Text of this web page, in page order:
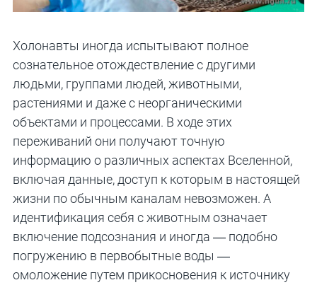
Холонавты иногда испытывают полное
сознательное отождествление с другими
людьми, группами людей, животными,
растениями и даже с неорганическими
объектами и процессами. В ходе этих
переживаний они получают точную
информацию о различных аспектах Вселенной,
включая данные, доступ к которым в настоящей
жизни по обычным каналам невозможен. А
идентификация себя с животным означает
включение подсознания и иногда — подобно
погружению в первобытные воды —
омоложение путем прикосновения к источнику